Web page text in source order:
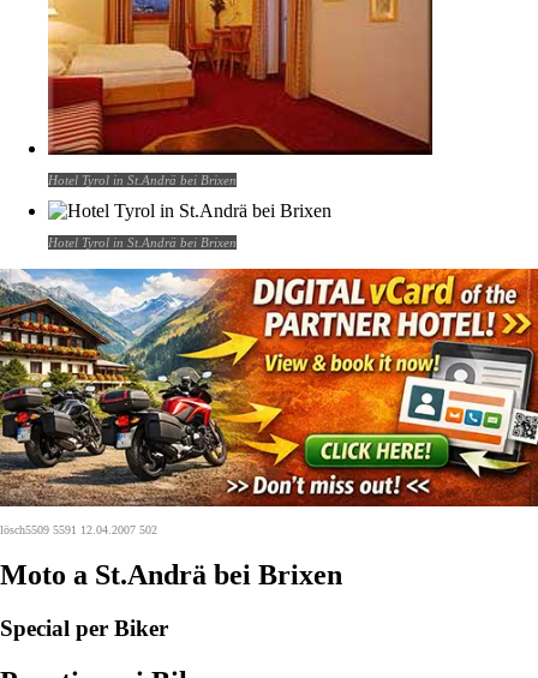
Hotel Tyrol in St.Andrä bei Brixen
Hotel Tyrol in St.Andrä bei Brixen
lösch5509 5591 12.04.2007 502
Moto a St.Andrä bei Brixen
Special per Biker